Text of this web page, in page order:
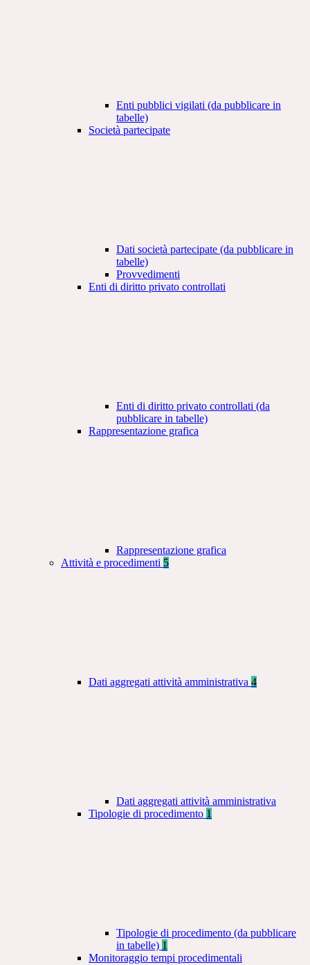
Enti pubblici vigilati (da pubblicare in
tabelle)
Società partecipate
Dati società partecipate (da pubblicare in
tabelle)
Provvedimenti
Enti di diritto privato controllati
Enti di diritto privato controllati (da
pubblicare in tabelle)
Rappresentazione grafica
Rappresentazione grafica
Attività e procedimenti 5
Dati aggregati attività amministrativa 4
Dati aggregati attività amministrativa
Tipologie di procedimento 1
Tipologie di procedimento (da pubblicare
in tabelle) 1
Monitoraggio tempi procedimentali